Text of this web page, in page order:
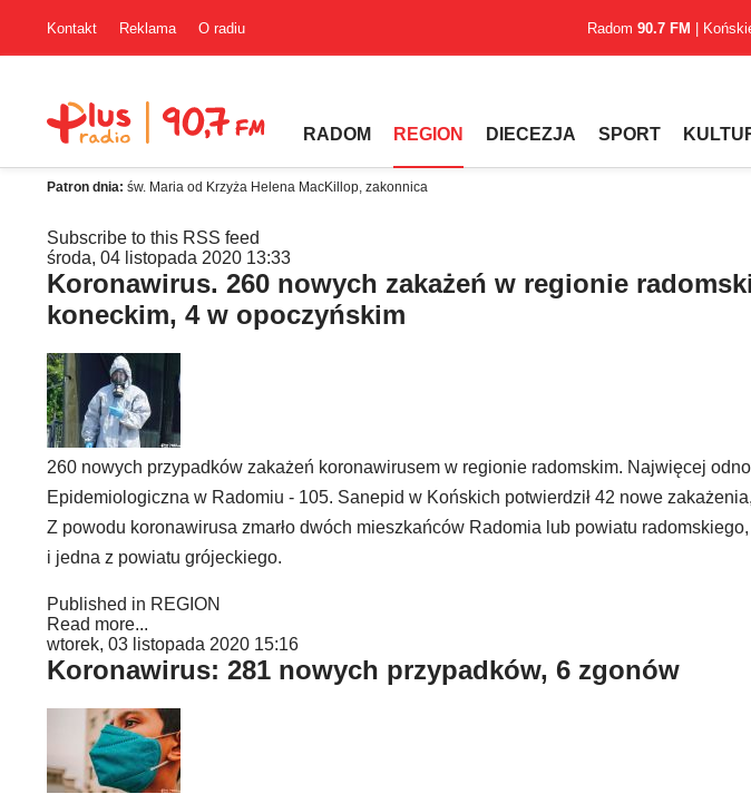
Kontakt Reklama O radiu Radom 90.7 FM |
RADOM REGION DIECEZJA SPORT
Patron dnia: św. Maria od Krzyża Helena MacKillop, zakonnica
Subscribe to this RSS feed
środa, 04 listopada 2020 13:33
Koronawirus. 260 nowych zakażeń w regionie
koneckim, 4 w opoczyńskim
260 nowych przypadków zakażeń koronawirusem w regionie radomskim. Najwięcej
Epidemiologiczna w Radomiu - 105. Sanepid w Końskich potwierdził 42 nowe
Z powodu koronawirusa zmarło dwóch mieszkańców Radomia lub powiatu
i jedna z powiatu grójeckiego.
Published in REGION
Read more...
wtorek, 03 listopada 2020 15:16
Koronawirus: 281 nowych przypadków, 6 zgonów